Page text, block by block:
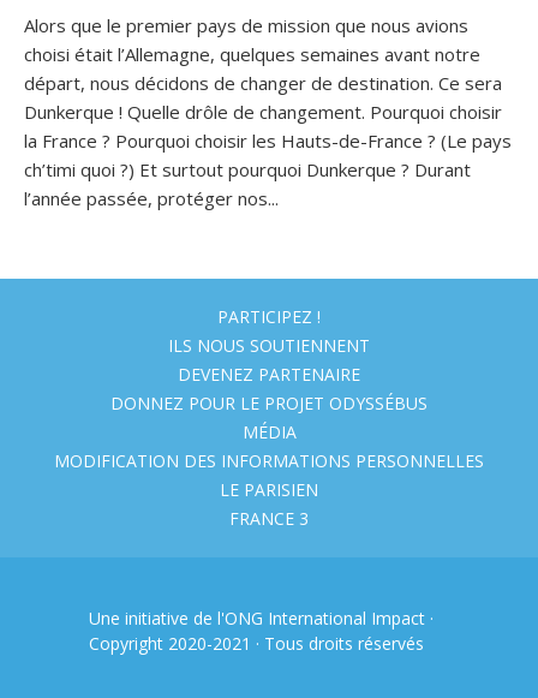
Alors que le premier pays de mission que nous avions
choisi était l’Allemagne, quelques semaines avant notre
départ, nous décidons de changer de destination. Ce sera
Dunkerque ! Quelle drôle de changement. Pourquoi choisir
la France ? Pourquoi choisir les Hauts-de-France ? (Le pays
ch’timi quoi ?) Et surtout pourquoi Dunkerque ? Durant
l’année passée, protéger nos...
PARTICIPEZ !
ILS NOUS SOUTIENNENT
DEVENEZ PARTENAIRE
DONNEZ POUR LE PROJET ODYSSÉBUS
MÉDIA
MODIFICATION DES INFORMATIONS PERSONNELLES
LE PARISIEN
FRANCE 3
Une initiative de l'ONG International Impact ·
Copyright 2020-2021 · Tous droits réservés